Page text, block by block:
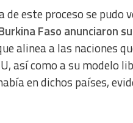
de este proceso se pudo
Faso anunciaron
alinea a las naciones
así como a su modelo
en dichos países,